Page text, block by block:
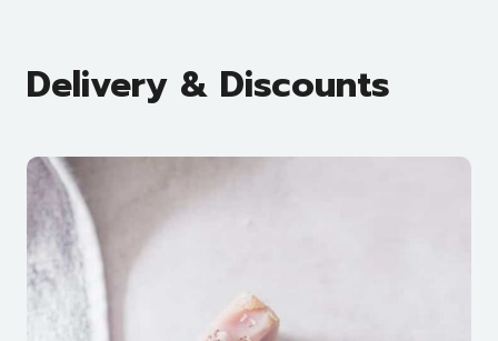
Delivery & Discounts